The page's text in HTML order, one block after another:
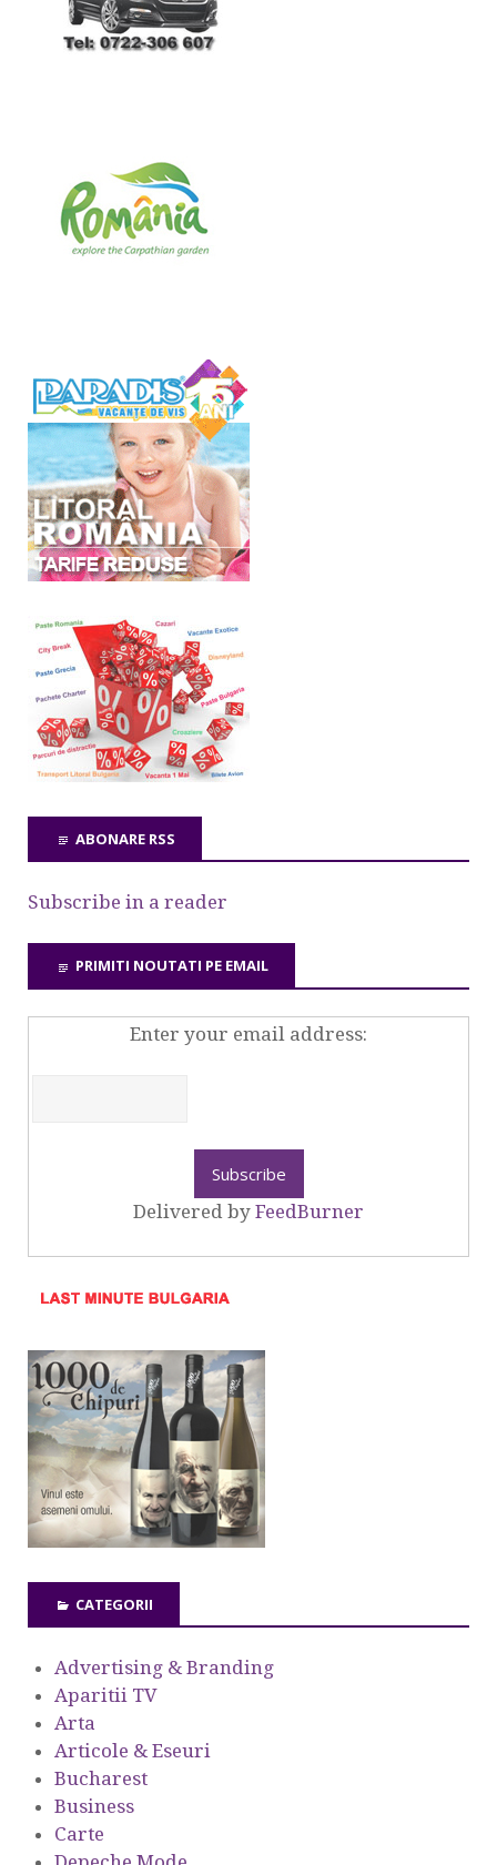
ABONARE RSS
Subscribe in a reader
PRIMITI NOUTATI PE EMAIL
Enter your email address:
Delivered by FeedBurner
CATEGORII
Advertising & Branding
Aparitii TV
Arta
Articole & Eseuri
Bucharest
Business
Carte